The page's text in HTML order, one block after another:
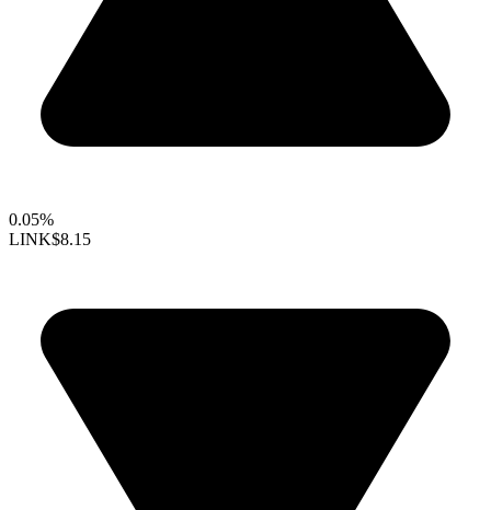
0.05%
LINK$8.15